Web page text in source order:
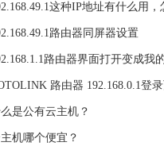
这种IP地址有什么用，
路由器同屏器设置
路由器界面打开变成我
路由器 192.168.0.1登
是公有云主机？
机哪个便宜？